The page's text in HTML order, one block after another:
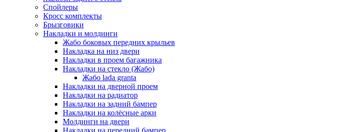
Спойлеры
Кросс комплекты
Брызговики
Накладки и молдинги
Жабо боковых передних крыльев
Накладка на низ двери
Накладки в проем багажника
Накладки на стекло (Жабо)
Жабо lada granta
Накладки на дверной проем
Накладки на радиатор
Накладки на задний бампер
Накладки на колёсные арки
Молдинги на двери
Накладки на передний бампер